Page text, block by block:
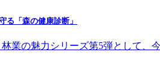
る「森の健康診断」
業の魅力シリーズ第5弾として